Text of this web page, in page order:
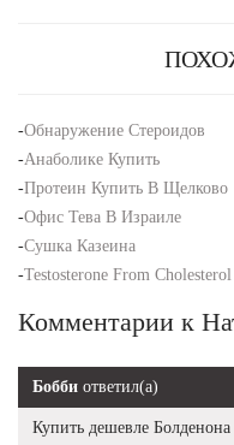
-Обнаружение Стероидов
-Анаболике Купить
-Протеин Купить В Щелково
-Офис Тева В Израиле
-Сушка Казеина
-Testosterone From Cholesterol
Комментарии к
Бобби ответил(а)
Купить дешевле